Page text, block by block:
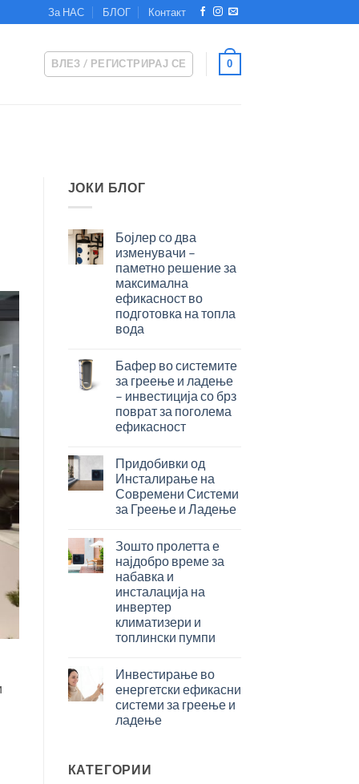
За НАС БЛОГ Контакт
ВЛЕЗ / РЕГИСТРИРАЈ СЕ 0
ЈОКИ БЛОГ
Бојлер со два
изменувачи –
паметно решение за
максимална
ефикасност во
подготовка на топла
вода
со
два
изменувачи
–
паметно
решение
ефикасност
во
подготовка
на
Бафер во системите
за греење и ладење
– инвестиција со брз
поврат за поголема
ефикасност
во
системите
за
греење
и
–
инвестиција
со
брз
поврат
за
поголема
ефикасност
Придобивки од
Инсталирање на
Современи Системи
за Греење и Ладење
од
Инсталирање
на
Современи
Системи
за
Греење
и
Зошто пролетта е
најдобро време за
набавка и
инсталација на
инвертер
климатизери и
топлински пумпи
пролетта
е
најдобро
време
за
инсталација
на
Инвестирање во
енергетски ефикасни
системи за греење и
ладење
енергетски
КАТЕГОРИИ